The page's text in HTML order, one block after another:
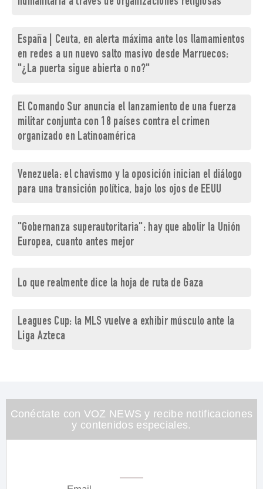
España | Ceuta, en alerta máxima ante los llamamientos
en redes a un nuevo salto masivo desde Marruecos:
"¿La puerta sigue abierta o no?"
El Comando Sur anuncia el lanzamiento de una fuerza
militar conjunta con 18 países contra el crimen
organizado en Latinoamérica
Venezuela: el chavismo y la oposición inician el diálogo
para una transición política, bajo los ojos de EEUU
"Gobernanza superautoritaria": hay que abolir la Unión
Europea, cuanto antes mejor
Lo que realmente dice la hoja de ruta de Gaza
Leagues Cup: la MLS vuelve a exhibir músculo ante la
Liga Azteca
Conéctate con VOZ NEWS y recibe notificaciones
y contenidos especiales.